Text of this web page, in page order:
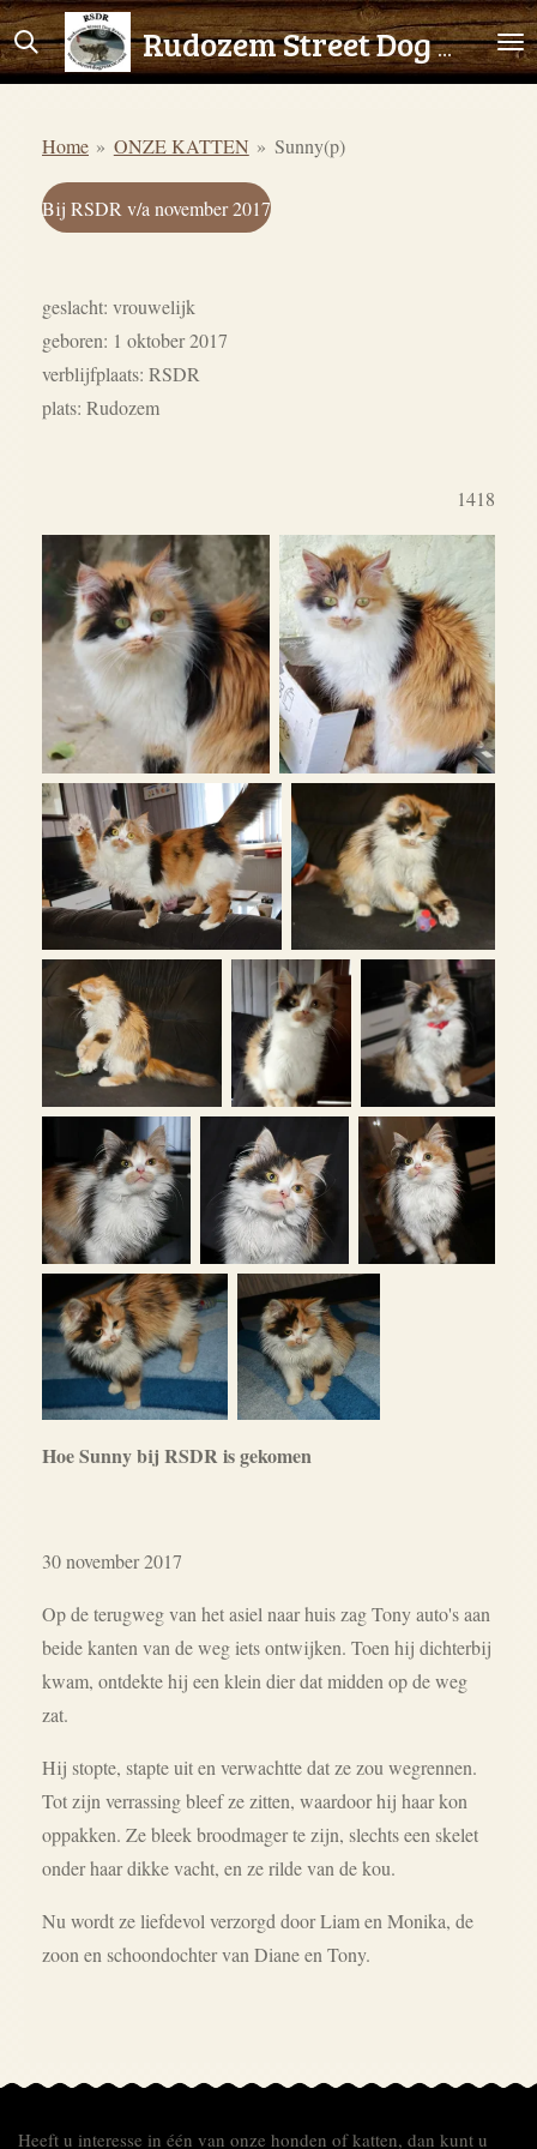
Ga
direct
hoofdinhoud
Rudozem Street Dog Rescue
Home » ONZE KATTEN » Sunny(p)
Bij RSDR v/a november 2017
geslacht: vrouwelijk
geboren: 1 oktober 2017
verblijfplaats: RSDR
plats: Rudozem
1418
Hoe Sunny bij RSDR is gekomen
30 november 2017
Op de terugweg van het asiel naar huis zag Tony auto's aan
beide kanten van de weg iets ontwijken. Toen hij dichterbij
kwam, ontdekte hij een klein dier dat midden op de weg
zat.
Hij stopte, stapte uit en verwachtte dat ze zou wegrennen.
Tot zijn verrassing bleef ze zitten, waardoor hij haar kon
oppakken. Ze bleek broodmager te zijn, slechts een skelet
onder haar dikke vacht, en ze rilde van de kou.
Nu wordt ze liefdevol verzorgd door Liam en Monika, de
zoon en schoondochter van Diane en Tony.
Heeft u interesse in één van onze honden of katten, dan kunt u